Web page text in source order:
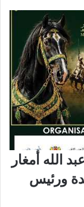
الله أمغار
ورئيس